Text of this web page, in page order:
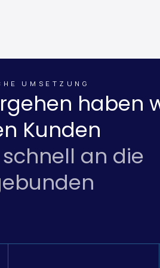
UMSETZUNG
haben
Kunden
an die